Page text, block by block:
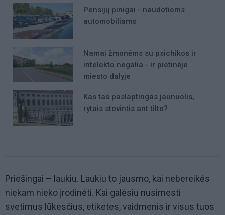
Pensijų pinigai - naudotiems
automobiliams
Namai žmonėms su psichikos ir
intelekto negalia - ir pietinėje
miesto dalyje
Kas tas paslaptingas jaunuolis,
rytais stovintis ant tilto?
Priešingai – laukiu. Laukiu to jausmo, kai nebereikės
niekam nieko įrodinėti. Kai galėsiu nusimesti
svetimus lūkesčius, etiketes, vaidmenis ir visus tuos